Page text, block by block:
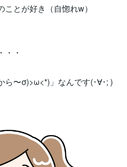
とが好き（自惚れw）
・・
ら〜σ)>ω<*)」なんです(･∀･; )